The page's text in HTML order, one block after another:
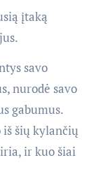
įtaką
savo
nurodė savo
gabumus.
šių kylančių
ir kuo šiai